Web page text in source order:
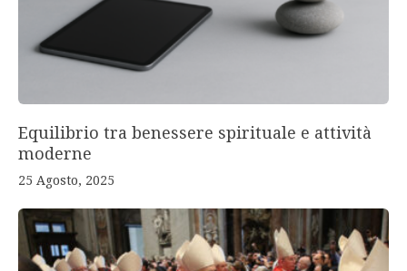
Equilibrio tra benessere spirituale e attività
moderne
25 Agosto, 2025